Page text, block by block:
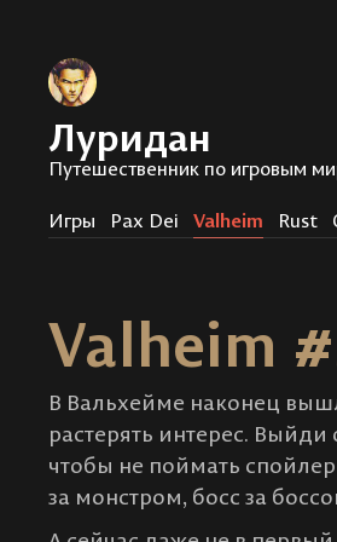
Луридан
Путешественник по игровым
Игры Pax Dei Valheim Rust
Valheim
В Вальхейме наконец
растерять интерес.
чтобы не поймать
за монстром, босс за